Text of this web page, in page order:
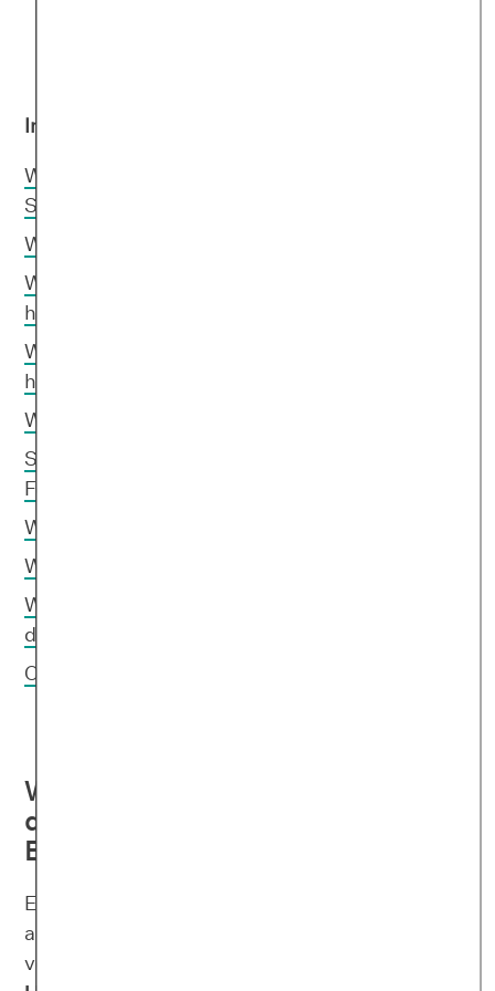
Inhaltsverzeichnis
Wie äußert sich ein Hautausschlag durch
Stress oder durch andere Erkrankungen?
Welche Fragen stellen Ärzt:innen?
Welche Untersuchungen der Haut sind darüber
hinaus erforderlich?
Welche Ursachen können Hauterkrankungen
haben?
Wie beeinflusst Stress den Körper?
Sind Hautausschläge die Ursache oder die
Folge von Stress?
Was hilft gegen den Hautausschlag?
Was hilft gegen Stress?
Was kannst du noch bei einem Hautausschlag
durch Stress unternehmen?
Online-Kurs
Wie äußert sich ein Hautausschlag
durch Stress oder durch andere
Erkrankungen?
Ein Hautausschlag kann unterschiedlich
aussehen und verschiedene Beschwerden
verursachen.